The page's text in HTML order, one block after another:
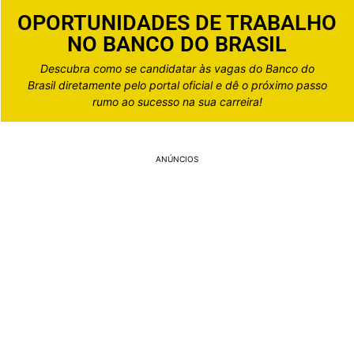
OPORTUNIDADES DE TRABALHO
NO BANCO DO BRASIL
Descubra como se candidatar às vagas do Banco do
Brasil diretamente pelo portal oficial e dê o próximo passo
rumo ao sucesso na sua carreira!
ANÚNCIOS